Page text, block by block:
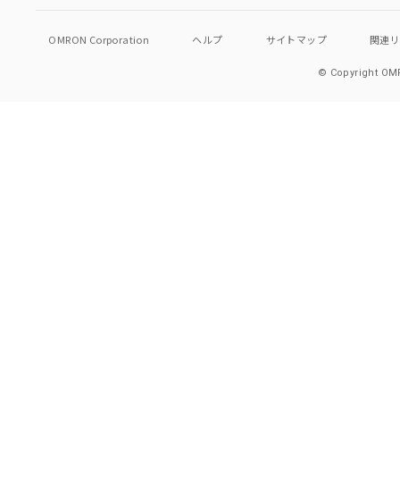
OMRON Corporation ヘルプ サイトマップ 関連
© Copyright